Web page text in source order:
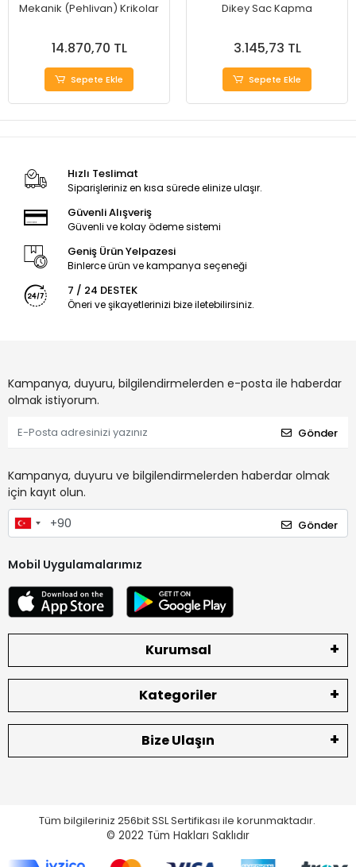
Mekanik (Pehlivan) Krikolar
14.870,70 TL
Sepete Ekle
Dikey Sac Kapma
3.145,73 TL
Sepete Ekle
Hızlı Teslimat
Siparişleriniz en kısa sürede elinize ulaşır.
Güvenli Alışveriş
Güvenli ve kolay ödeme sistemi
Geniş Ürün Yelpazesi
Binlerce ürün ve kampanya seçeneği
7 / 24 DESTEK
Öneri ve şikayetlerinizi bize iletebilirsiniz.
Kampanya, duyuru, bilgilendirmelerden e-posta ile haberdar
olmak istiyorum.
Gönder
Kampanya, duyuru ve bilgilendirmelerden haberdar olmak
için kayıt olun.
Gönder
Mobil Uygulamalarımız
Kurumsal
Kategoriler
Bize Ulaşın
Tüm bilgileriniz 256bit SSL Sertifikası ile korunmaktadır.
© 2022 Tüm Hakları Saklıdır